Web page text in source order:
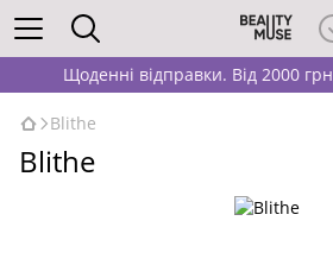
Щоденні відправки. Від 2000
Blithe
Blithe